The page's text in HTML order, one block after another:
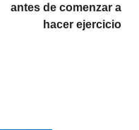
antes de comenzar a
hacer ejercicio